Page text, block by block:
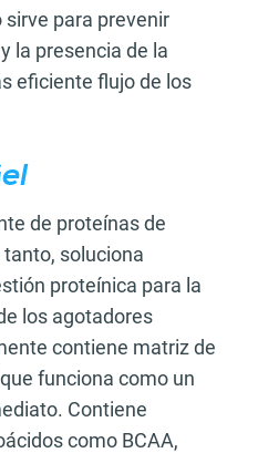
para prevenir
la presencia de la
eficiente flujo de los
de proteínas de
soluciona
proteínica para la
los agotadores
contiene matriz de
funciona como un
Contiene
como BCAA,